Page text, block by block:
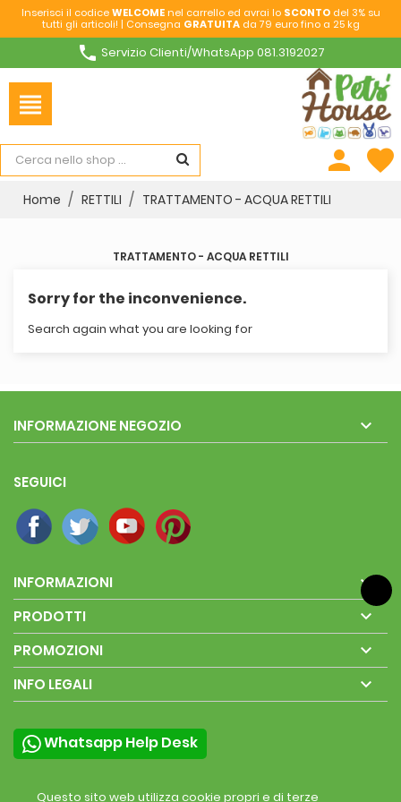
Inserisci il codiceWELCOMEnel carrello ed avrai lo SCONTOdel 3% su
tutti gli articoli! | Consegna GRATUITAda 79 euro fino a 25 kg
phone Servizio Clienti/WhatsApp 081.3192027
view_headline
person favorite
Home RETTILI TRATTAMENTO - ACQUA RETTILI
TRATTAMENTO - ACQUA RETTILI
Sorry for the inconvenience.
Search again what you are looking for
INFORMAZIONE NEGOZIO 
SEGUICI
INFORMAZIONI 
PRODOTTI 
PROMOZIONI 
INFO LEGALI 
Whatsapp Help Desk
Questo sito web utilizza cookie propri e di terze